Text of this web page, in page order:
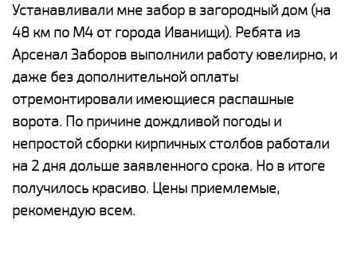
Устанавливали мне забор в загородный дом (на
48 км по М4 от города Иванищи). Ребята из
Арсенал Заборов выполнили работу ювелирно, и
даже без дополнительной оплаты
отремонтировали имеющиеся распашные
ворота. По причине дождливой погоды и
непростой сборки кирпичных столбов работали
на 2 дня дольше заявленного срока. Но в итоге
получилось красиво. Цены приемлемые,
рекомендую всем.